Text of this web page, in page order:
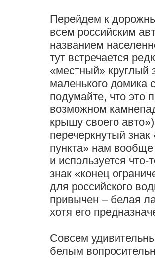
Перейдем к
всем российским
названием
тут встречается
«местный» круглый
маленького домика
подумайте, что это
возможном
крышу своего
перечеркнутый
пункта» нам
и используется
знак «конец
для российского
привычен – белая
хотя его
Совсем
белым